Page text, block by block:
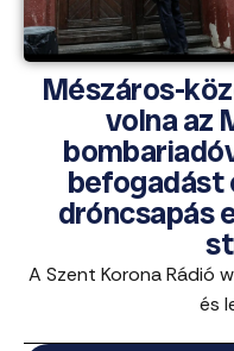
Mészáros-
volna az
befogadást
dróncsapás
A Szent Korona Rádió
és